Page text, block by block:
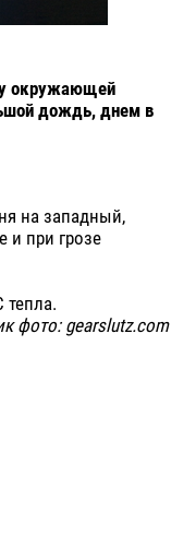
окружающей
дождь, днем в
на западный,
и при грозе
тепла.
фото: gearslutz.com